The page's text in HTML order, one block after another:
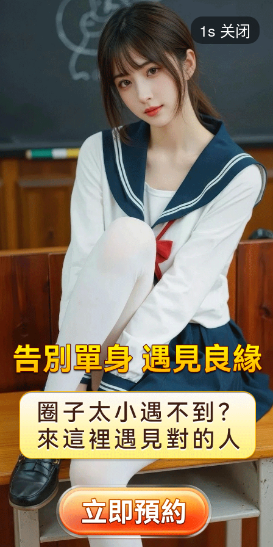
短剧
最热 添加 评分
都市 甜宠 逆袭 玄幻
2025 2024 2023 2022
全部 大陆 香港 台湾 美国 韩国 日本
1s 关闭